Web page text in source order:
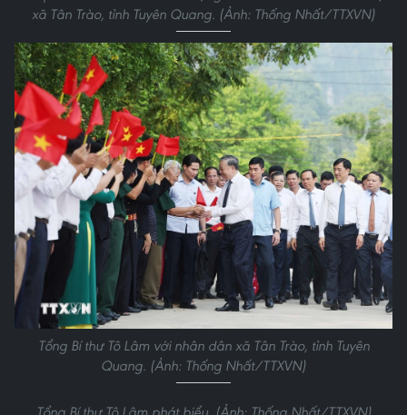
xã Tân Trào, tỉnh Tuyên Quang. (Ảnh: Thống Nhất/TTXVN)
Tổng Bí thư Tô Lâm với nhân dân xã Tân Trào, tỉnh Tuyên
Quang. (Ảnh: Thống Nhất/TTXVN)